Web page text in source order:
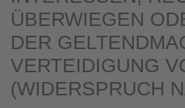
ÜBERWIEGEN
DER
VERTEIDIGUNG
(WIDERSPRUCH